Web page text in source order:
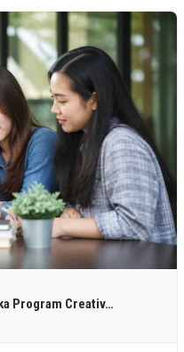
Program Creativ…